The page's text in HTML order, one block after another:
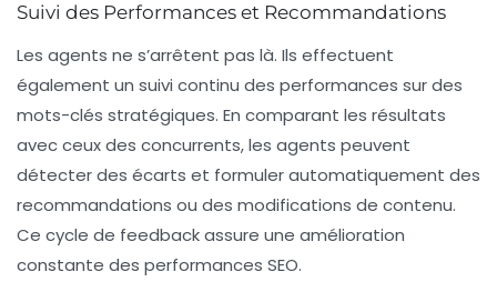
Suivi des Performances et Recommandations
Les agents ne s’arrêtent pas là. Ils effectuent
également un suivi continu des performances sur des
mots-clés stratégiques. En comparant les résultats
avec ceux des concurrents, les agents peuvent
détecter des écarts et formuler automatiquement des
recommandations ou des modifications de contenu.
Ce cycle de feedback assure une amélioration
constante des performances SEO.